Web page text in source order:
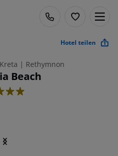
Hotel teilen
| Rethymnon
Beach